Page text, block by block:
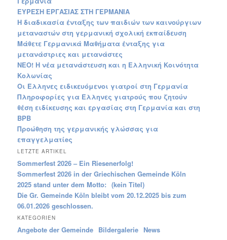
ΕΥΡΕΣΗ ΕΡΓΑΣΙΑΣ ΣΤΗ ΓΕΡΜΑΝΙΑ
Η διαδικασία ένταξης των παιδιών των καινούργιων
μεταναστών στη γερμανική σχολική εκπαίδευση
Μάθετε Γερμανικά Μαθήματα ένταξης για
μετανάστριες και μετανάστες
ΝΕΟ! Η νέα μετανάστευση και η Ελληνική Κοινότητα
Κολωνίας
Οι Έλληνες ειδικευόμενοι γιατροί στη Γερμανία
Πληροφορίες για Έλληνες γιατρούς που ζητούν
θέση ειδίκευσης και εργασίας στη Γερμανία και στη
ΒΡΒ
Προώθηση της γερμανικής γλώσσας για
επαγγελματίeς
LETZTE ARTIKEL
Sommerfest 2026 – Ein Riesenerfolg!
Sommerfest 2026 in der Griechischen Gemeinde Köln
2025 stand unter dem Motto: (kein Titel)
Die Gr. Gemeinde Köln bleibt vom 20.12.2025 bis zum
06.01.2026 geschlossen.
KATEGORIEN
Angebote der Gemeinde Bildergalerie News